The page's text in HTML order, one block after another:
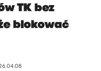
TK bez
blokować